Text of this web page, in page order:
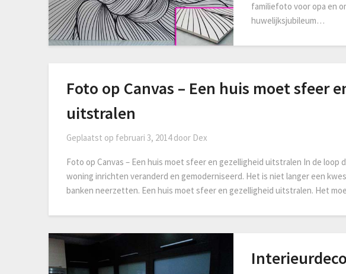
familiefoto voor opa en
huwelijksjubileum…
Foto op Canvas – Een huis moet sfeer
uitstralen
Geplaatst op februari 3, 2014door Dex
Foto op Canvas – Een huis moet sfeer en gezelligheid uitstralen In de loop
woning inrichten veranderd en gemoderniseerd. Het is niet langer een
banken neerzetten. Een huis moet sfeer en gezelligheid uitstralen. Het